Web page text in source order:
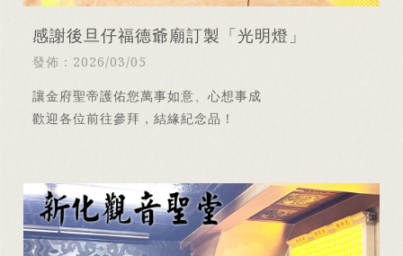
感謝後旦仔福德爺廟訂製「光明燈」
發佈：2026/03/05
讓金府聖帝護佑您萬事如意、心想事成
歡迎各位前往參拜，結緣紀念品！